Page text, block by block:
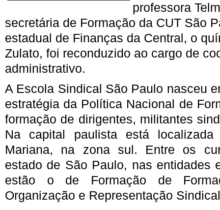
professora
secretária de Formação da CUT São
estadual de Finanças da Central, o
Zulato, foi reconduzido ao cargo de
administrativo.
A Escola Sindical São Paulo nasceu
estratégia da Política Nacional de
formação de dirigentes, militantes
Na capital paulista está
Mariana, na zona sul. Entre os
estado de São Paulo, nas entidades
estão o de Formação de
Organização e Representação